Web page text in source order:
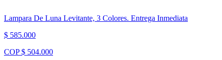
Lampara De Luna Levitante, 3 Colores. Entrega Inmediata
$ 585.000
COP $ 504.000